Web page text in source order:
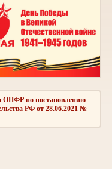
ОПФР по постановлению
РФ от 28.06.2021 №